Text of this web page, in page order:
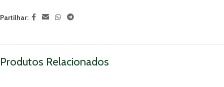
Partilhar:
Produtos Relacionados